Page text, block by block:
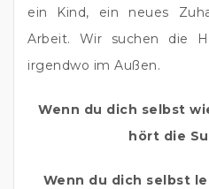
ein Kind, ein neues
Arbeit. Wir suchen die
irgendwo im Außen.
Wenn du dich selbst
hört die
Wenn du dich selbst